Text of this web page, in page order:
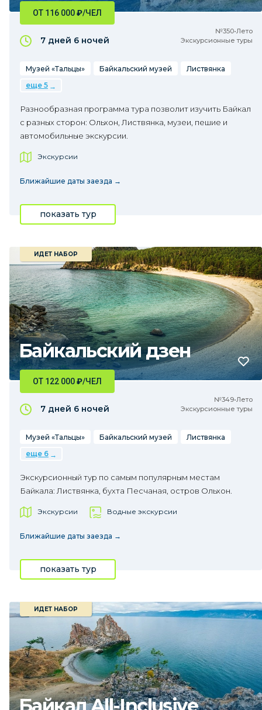
№350•Лето
Экскурсионные туры
ОТ 116 000₽/ЧЕЛ
7 дней 6 ночей
Музей «Тальцы» Байкальский музей
Листвянка
еще 5
Разнообразная программа тура позволит изучить Байкал
с разных сторон: Ольхон, Листвянка, музеи, пешие и
автомобильные экскурсии.
Экскурсии
Ближайшие даты заезда →
показать тур
Байкальский дзен
ИДЕТ НАБОР
№349•Лето
Экскурсионные туры
ОТ 122 000₽/ЧЕЛ
7 дней 6 ночей
Музей «Тальцы» Байкальский музей
Листвянка
еще 6
Экскурсионный тур по самым популярным местам
Байкала: Листвянка, бухта Песчаная, остров Ольхон.
Экскурсии Водные экскурсии
Ближайшие даты заезда →
показать тур
ИДЕТ НАБОР